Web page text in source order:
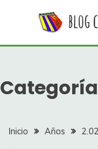
colegio La
Inicio Años